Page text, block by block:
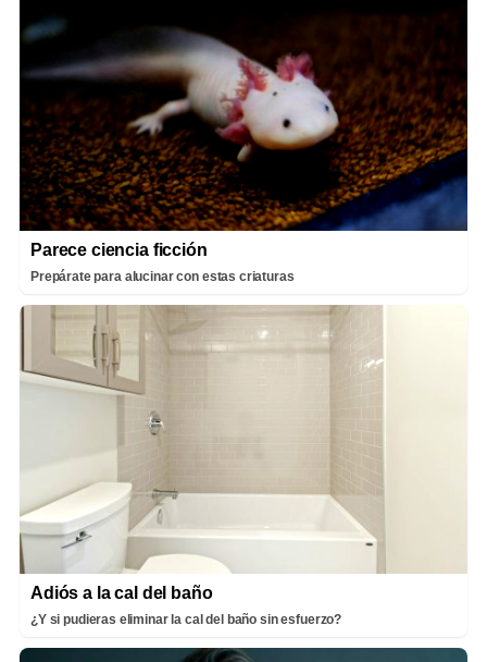
Parece ciencia ficción
Prepárate para alucinar con estas criaturas
Adiós a la cal del baño
¿Y si pudieras eliminar la cal del baño sin esfuerzo?